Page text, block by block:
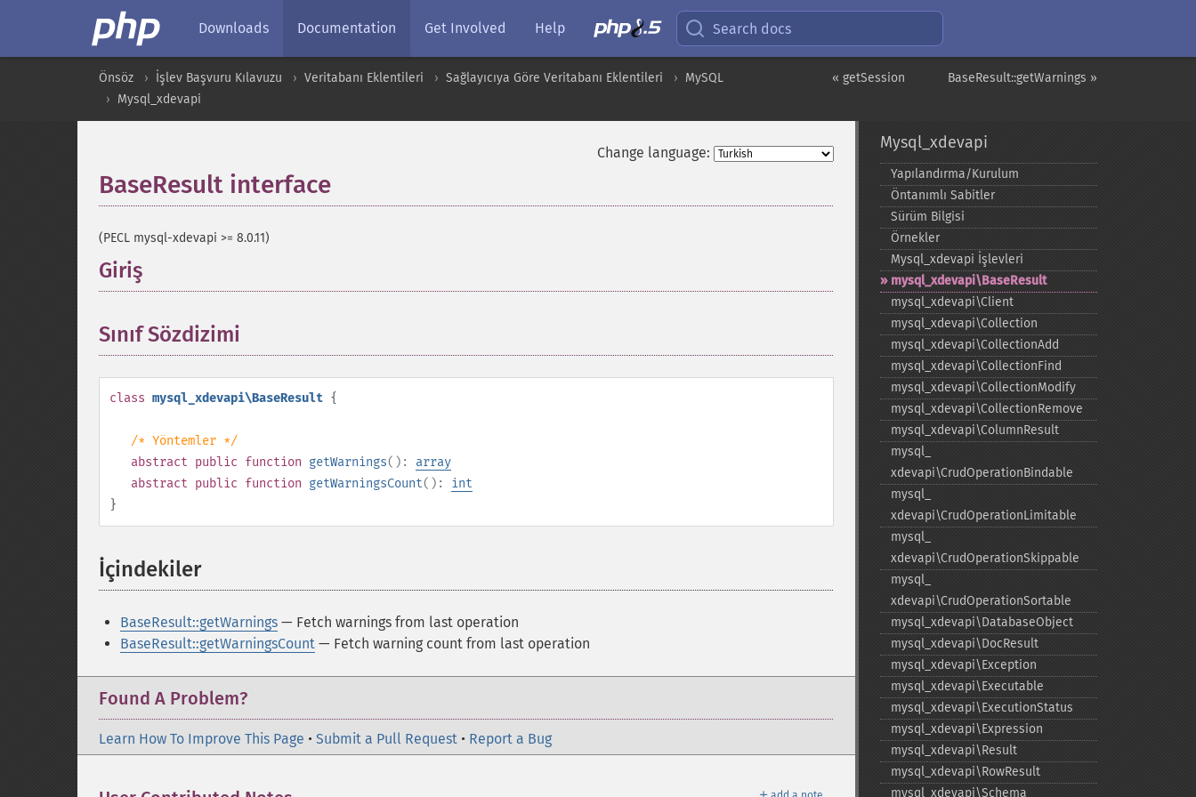
Downloads Documentation Get Involved Help Search docs
BaseResult::getWarnings »
« getSession
Önsöz İşlev Başvuru Kılavuzu Veritabanı Eklentileri Sağlayıcıya Göre Veritabanı Eklentileri
MySQL
Mysql_xdevapi
Change language:
BaseResult interface
(PECL mysql-xdevapi >= 8.0.11)
Giriş
Sınıf Sözdizimi
class mysql_xdevapi\BaseResult {
/* Yöntemler */
abstract public function getWarnings(): array
abstract public function getWarningsCount(): int
}
İçindekiler¶
BaseResult::getWarnings — Fetch warnings from last operation
BaseResult::getWarningsCount — Fetch warning count from last operation
Found A Problem?
Learn How To Improve This Page • Submit a Pull Request • Report a Bug
Mysql_xdevapi
Yapılandırma/Kurulum
Öntanımlı Sabitler
Sürüm Bilgisi
Örnekler
Mysql_​xdevapi İşlevleri
mysql_​xdevapi\BaseResult
mysql_​xdevapi\Client
mysql_​xdevapi\Collection
mysql_​xdevapi\CollectionAdd
mysql_​xdevapi\CollectionFind
mysql_​xdevapi\CollectionModify
mysql_​xdevapi\CollectionRemove
mysql_​xdevapi\ColumnResult
mysql_​
xdevapi\CrudOperationBindable
mysql_​
xdevapi\CrudOperationLimitable
mysql_​
xdevapi\CrudOperationSkippable
mysql_​
xdevapi\CrudOperationSortable
mysql_​xdevapi\DatabaseObject
mysql_​xdevapi\DocResult
mysql_​xdevapi\Exception
mysql_​xdevapi\Executable
mysql_​xdevapi\ExecutionStatus
mysql_​xdevapi\Expression
mysql_​xdevapi\Result
mysql_​xdevapi\RowResult
mysql_​xdevapi\Schema